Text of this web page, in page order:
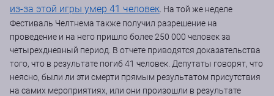
из-за этой игры умер 41 человек . На той же неделе
Фестиваль Челтнема также получил разрешение на
проведение и на него пришло более 250 000 человек за
четырехдневный период. В отчете приводятся доказательства
того, что в результате погиб 41 человек. Депутаты говорят, что
неясно, были ли эти смерти прямым результатом присутствия
на самих мероприятиях, или они произошли в результате